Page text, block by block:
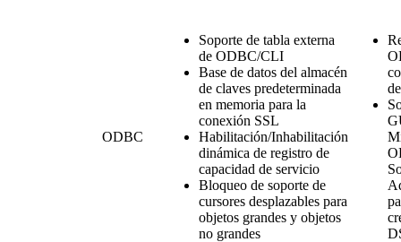
ODBC
Soporte de tabla externa
de ODBC/CLI
Base de datos del almacén
de claves predeterminada
en memoria para la
conexión SSL
Habilitación/Inhabilitación
dinámica de registro de
capacidad de servicio
Bloqueo de soporte de
cursores desplazables para
objetos grandes y objetos
no grandes